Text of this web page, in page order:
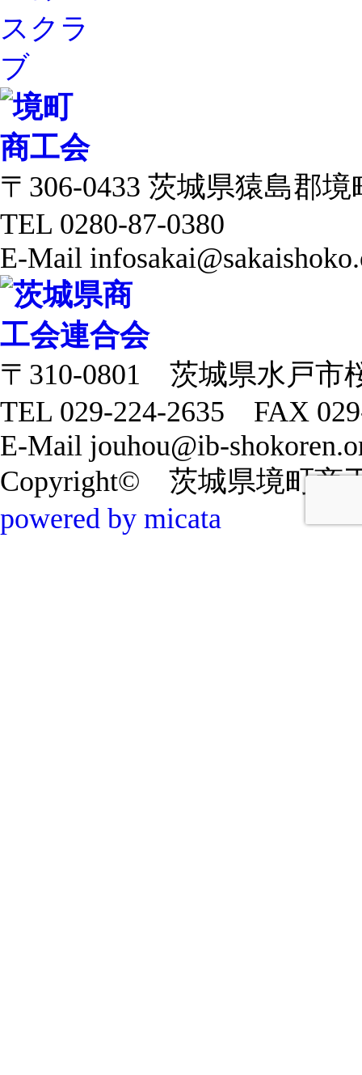
〒306-0433 茨城県猿島郡境
TEL 0280-87-0380
E-Mail
〒310-0801 茨城県水戸市
TEL 029-224-2635 FAX
E-Mail jouhou@ib-
Copyright© 茨城県境町商
powered by micata